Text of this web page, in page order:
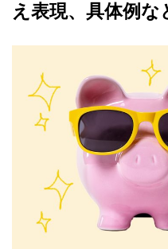
え表現、具体例な